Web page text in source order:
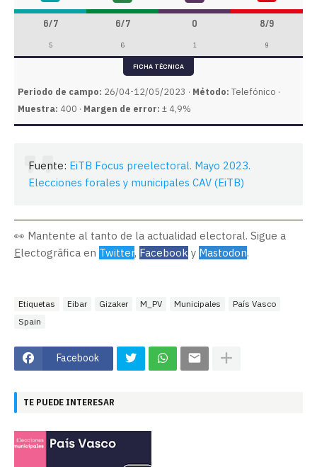
6/7 6/7 0 8/9
5 6 1 9
FICHA TÉCNICA
Periodo de campo: 26/04-12/05/2023 · Método: Telefónico ·
Muestra: 400 · Margen de error: ± 4,9%
Fuente: EiTB Focus preelectoral. Mayo 2023.
Elecciones forales y municipales CAV (EiTB)
👀 Mantente al tanto de la actualidad electoral. Sigue a
Electogrāfica en Twitter, Facebook y Mastodon.
Etiquetas Eibar Gizaker M_PV Municipales
País Vasco
Spain
Facebook
TE PUEDE INTERESAR